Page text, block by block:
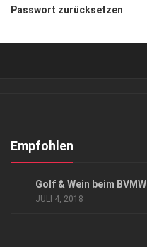
Passwort zurücksetzen
Kontakt, Impressum
Empfohlen
Golf & Wein beim BVMW
JULI 4, 2018